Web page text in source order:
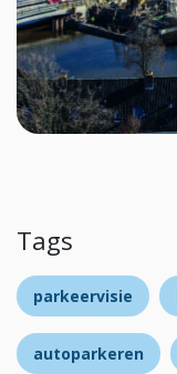
Tags
parkeervisie
autoparkeren